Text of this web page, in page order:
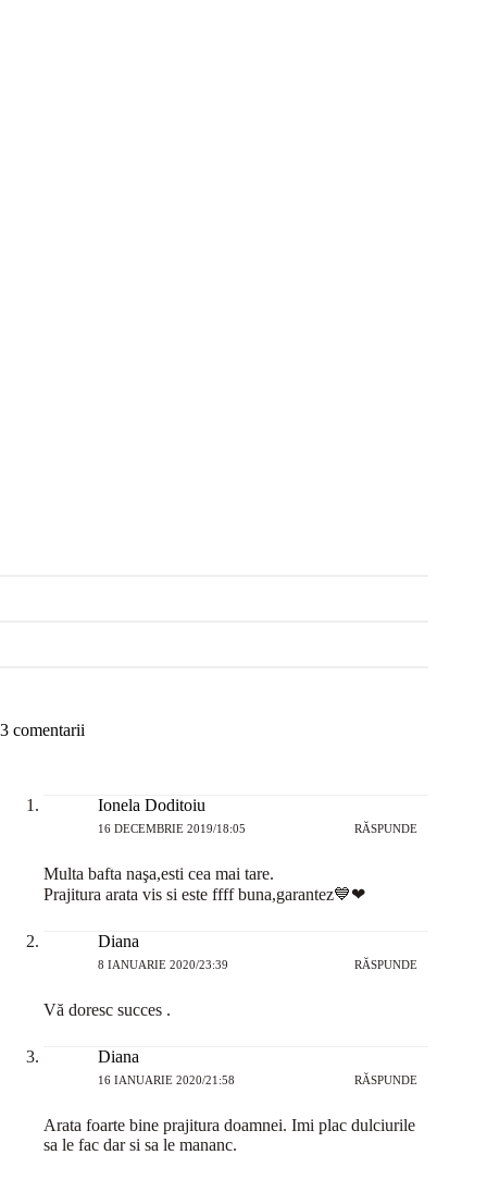
3 comentarii
Ionela Doditoiu
16 DECEMBRIE 2019/18:05 RĂSPUNDE
Multa bafta naşa,esti cea mai tare.
Prajitura arata vis si este ffff buna,garantez💙❤
Diana
8 IANUARIE 2020/23:39 RĂSPUNDE
Vă doresc succes .
Diana
16 IANUARIE 2020/21:58 RĂSPUNDE
Arata foarte bine prajitura doamnei. Imi plac dulciurile
sa le fac dar si sa le mananc.